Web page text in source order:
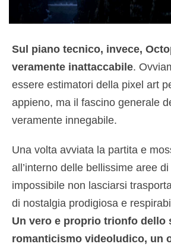
Sul piano tecnico, invece,
veramente inattaccabile.
essere estimatori della pixel art
appieno, ma il fascino generale
veramente innegabile.
Una volta avviata la partita e
all’interno delle bellissime aree
impossibile non lasciarsi
di nostalgia prodigiosa e
Un vero e proprio trionfo dello
romanticismo videoludico, un